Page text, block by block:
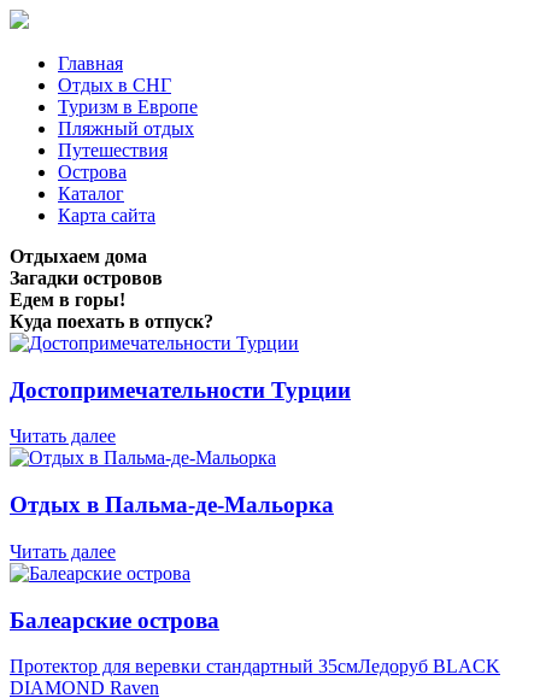
Главная
Отдых в СНГ
Туризм в Европе
Пляжный отдых
Путешествия
Острова
Каталог
Карта сайта
Отдыхаем дома
Загадки островов
Едем в горы!
Куда поехать в отпуск?
Достопримечательности Турции
Читать далее
Отдых в Пальма-де-Мальорка
Читать далее
Балеарские острова
Протектор для веревки стандартный 35смЛедоруб BLACK
DIAMOND Raven